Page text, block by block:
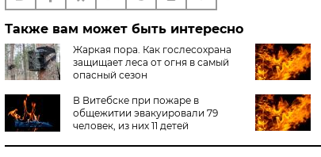
Также вам может быть интересно
Жаркая пора. Как гослесохрана
защищает леса от огня в самый
опасный сезон
В Витебске при пожаре в
общежитии эвакуировали 79
человек, из них 11 детей